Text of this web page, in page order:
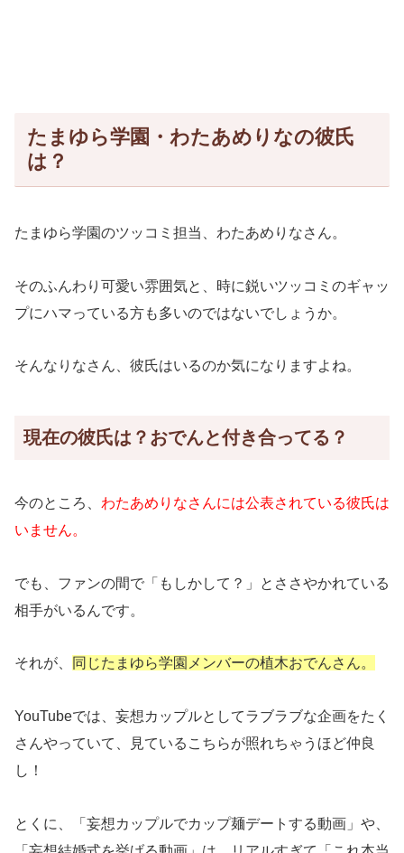
たまゆら学園・わたあめりなの彼氏
は？
たまゆら学園のツッコミ担当、わたあめりなさん。
そのふんわり可愛い雰囲気と、時に鋭いツッコミのギャッ
プにハマっている方も多いのではないでしょうか。
そんなりなさん、彼氏はいるのか気になりますよね。
現在の彼氏は？おでんと付き合ってる？
今のところ、 わたあめりなさんには公表されている彼氏は
いません。
でも、ファンの間で「もしかして？」とささやかれている
相手がいるんです。
それが、 同じたまゆら学園メンバーの植木おでんさん。
YouTubeでは、妄想カップルとしてラブラブな企画をたく
さんやっていて、見ているこちらが照れちゃうほど仲良
し！
とくに、「妄想カップルでカップ麺デートする動画」や、